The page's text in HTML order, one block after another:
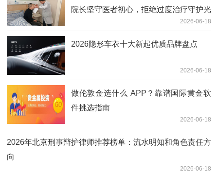
院长坚守医者初心，拒绝过度治疗守护光
2026-06-18
2026隐形车衣十大新起优质品牌盘点
2026-06-18
做伦敦金选什么 APP？靠谱国际黄金软
件挑选指南
2026-06-18
2026年北京刑事辩护律师推荐榜单：流水明知和角色责任方
向
2026-06-18